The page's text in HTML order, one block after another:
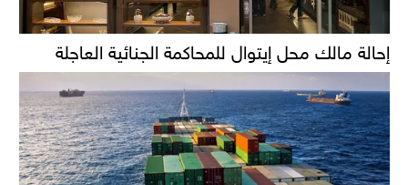
إحالة مالك محل إيتوال للمحاكمة الجنائية العاجلة